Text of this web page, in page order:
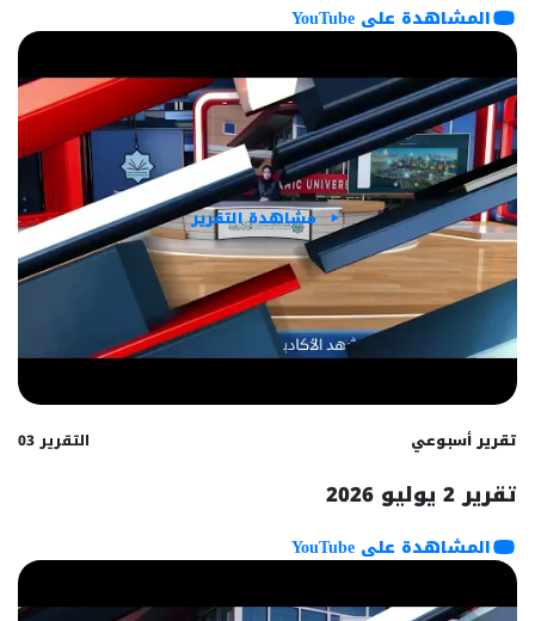
المشاهدة على YouTube
مشاهدة التقرير
تقرير أسبوعي التقرير 03
تقرير 2 يوليو 2026
المشاهدة على YouTube